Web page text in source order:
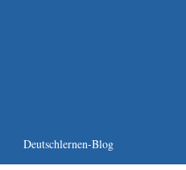
Deutschlernen-Blog